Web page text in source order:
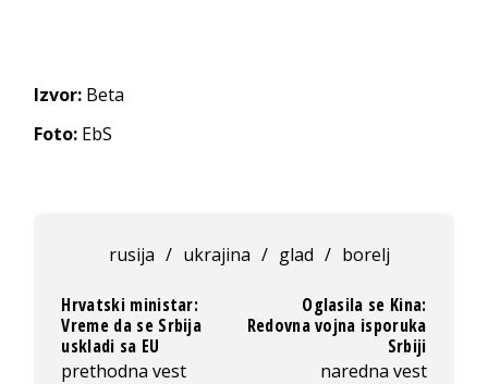
Izvor: Beta
Foto: EbS
rusija / ukrajina / glad / borelj
Hrvatski ministar:
Vreme da se Srbija
uskladi sa EU
prethodna vest
Oglasila se Kina:
Redovna vojna isporuka
Srbiji
naredna vest